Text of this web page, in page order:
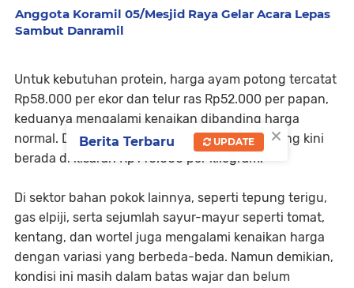
Anggota Koramil 05/Mesjid Raya Gelar Acara Lepas
Sambut Danramil
Untuk kebutuhan protein, harga ayam potong tercatat
Rp58.000 per ekor dan telur ras Rp52.000 per papan,
keduanya mengalami kenaikan dibanding harga
normal. Demikian pula dengan daging sapi yang kini
berada di kisaran Rp140.000 per kilogram.
Di sektor bahan pokok lainnya, seperti tepung terigu,
gas elpiji, serta sejumlah sayur-mayur seperti tomat,
kentang, dan wortel juga mengalami kenaikan harga
dengan variasi yang berbeda-beda. Namun demikian,
kondisi ini masih dalam batas wajar dan belum
×
Berita Terbaru UPDATE